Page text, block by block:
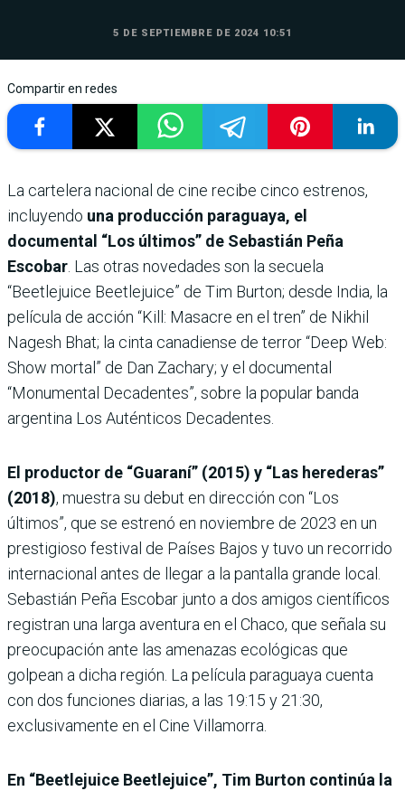
5 DE SEPTIEMBRE DE 2024 10:51
Compartir en redes
La cartelera nacional de cine recibe cinco estrenos,
incluyendo una producción paraguaya, el
documental “Los últimos” de Sebastián Peña
Escobar. Las otras novedades son la secuela
“Beetlejuice Beetlejuice” de Tim Burton; desde India, la
película de acción “Kill: Masacre en el tren” de Nikhil
Nagesh Bhat; la cinta canadiense de terror “Deep Web:
Show mortal” de Dan Zachary; y el documental
“Monumental Decadentes”, sobre la popular banda
argentina Los Auténticos Decadentes.
El productor de “Guaraní” (2015) y “Las herederas”
(2018), muestra su debut en dirección con “Los
últimos”, que se estrenó en noviembre de 2023 en un
prestigioso festival de Países Bajos y tuvo un recorrido
internacional antes de llegar a la pantalla grande local.
Sebastián Peña Escobar junto a dos amigos científicos
registran una larga aventura en el Chaco, que señala su
preocupación ante las amenazas ecológicas que
golpean a dicha región. La película paraguaya cuenta
con dos funciones diarias, a las 19:15 y 21:30,
exclusivamente en el Cine Villamorra.
En “Beetlejuice Beetlejuice”, Tim Burton continúa la